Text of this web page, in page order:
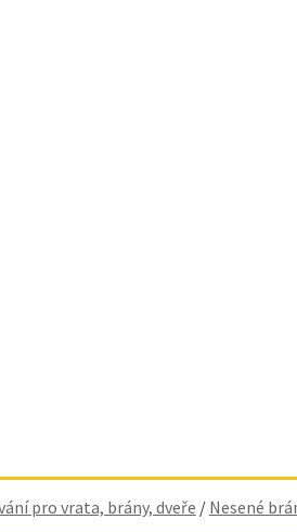
pro vrata, brány, dveře / Nesené